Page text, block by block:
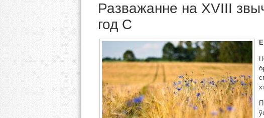
Разважанне на ХVІІІ
год С